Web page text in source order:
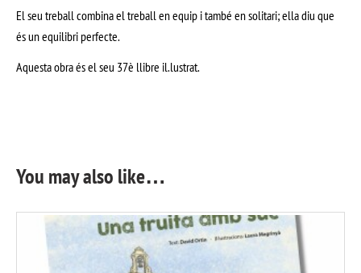
El seu treball combina el treball en equip i també en solitari; ella diu que
és un equilibri perfecte.
Aquesta obra és el seu 37è llibre il.lustrat.
You may also like…